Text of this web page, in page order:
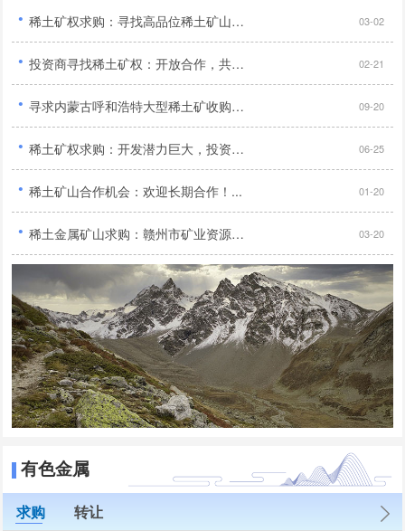
· 稀土矿权求购：寻找高品位稀土矿山，开采技术领先！... 03-02
· 投资商寻找稀土矿权：开放合作，共享矿业发展成果！... 02-21
· 寻求内蒙古呼和浩特大型稀土矿收购：技术先进，投资亿元以上！... 09-20
· 稀土矿权求购：开发潜力巨大，投资商机无限！... 06-25
· 稀土矿山合作机会：欢迎长期合作！... 01-20
· 稀土金属矿山求购：赣州市矿业资源合作机遇！... 03-20
有色金属
求购 转让